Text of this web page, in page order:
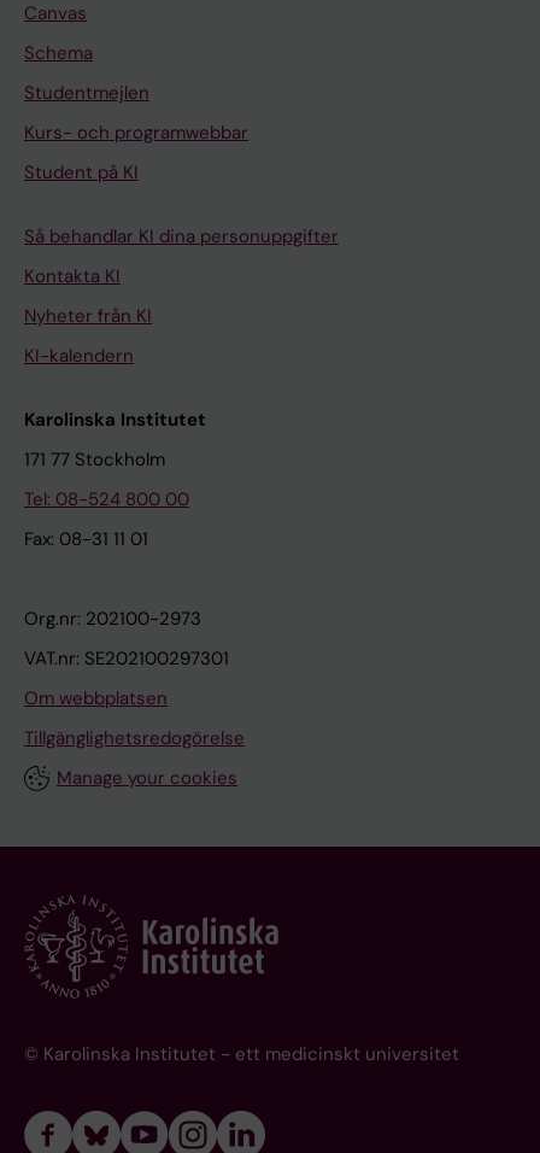
Canvas
Schema
Studentmejlen
Kurs- och programwebbar
Student på KI
Så behandlar KI dina personuppgifter
Kontakta KI
Nyheter från KI
KI-kalendern
Karolinska Institutet
171 77 Stockholm
Tel: 08-524 800 00
Fax: 08-31 11 01
Org.nr: 202100-2973
VAT.nr: SE202100297301
Om webbplatsen
Tillgänglighetsredogörelse
Manage your cookies
© Karolinska Institutet - ett medicinskt universitet